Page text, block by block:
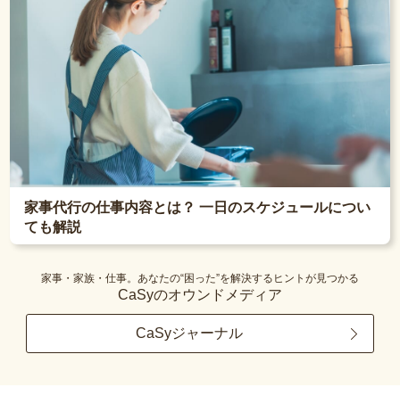
家事代行の仕事内容とは？ 一日のスケジュールについ
ても解説
家事・家族・仕事。あなたの“困った”を解決するヒントが見つかる
CaSyのオウンドメディア
CaSyジャーナル